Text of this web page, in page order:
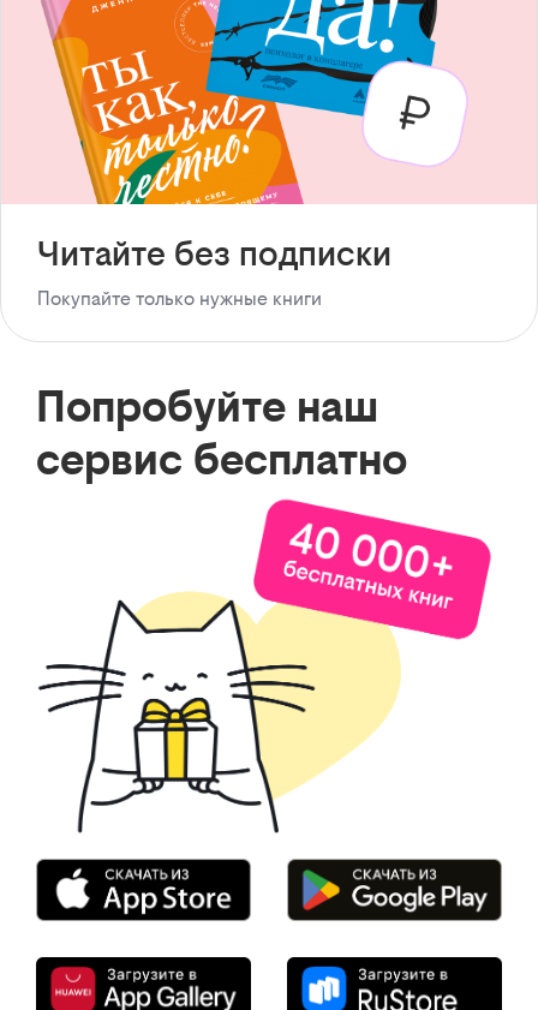
Читайте без подписки
Покупайте только нужные книги
Попробуйте наш
сервис бесплатно